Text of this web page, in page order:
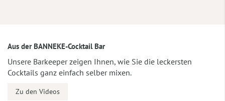
Aus der BANNEKE-Cocktail Bar
Unsere Barkeeper zeigen Ihnen, wie Sie die leckersten
Cocktails ganz einfach selber mixen.
Zu den Videos